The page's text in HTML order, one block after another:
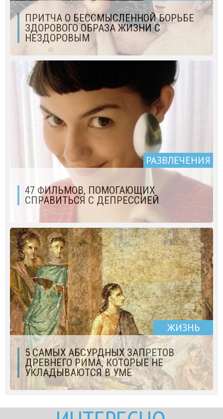
ПРИТЧА О БЕССМЫСЛЕННОЙ БОРЬБЕ
ЗДОРОВОГО ОБРАЗА ЖИЗНИ С
НЕЗДОРОВЫМ
РАЗВЛЕЧЕНИЯ
47 ФИЛЬМОВ, ПОМОГАЮЩИХ
СПРАВИТЬСЯ С ДЕПРЕССИЕЙ
ЖИЗНЬ
5 САМЫХ АБСУРДНЫХ ЗАПРЕТОВ
ДРЕВНЕГО РИМА, КОТОРЫЕ НЕ
УКЛАДЫВАЮТСЯ В УМЕ